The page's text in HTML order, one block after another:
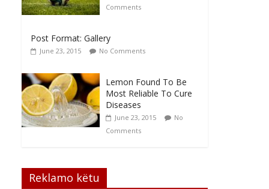
Comments
Post Format: Gallery
June 23, 2015 No Comments
Lemon Found To Be
Most Reliable To Cure
Diseases
June 23, 2015
No
Comments
Reklamo këtu